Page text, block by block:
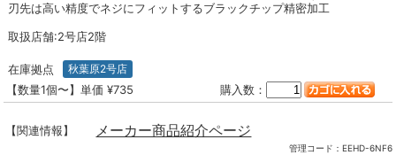
刃先は高い精度でネジにフィットするブラックチップ精密加工
取扱店舗:2号店2階
在庫拠点 秋葉原2号店
【数量1個〜】単価 ¥735 購入数：
【関連情報】 メーカー商品紹介ページ
管理コード： EEHD-6NF6